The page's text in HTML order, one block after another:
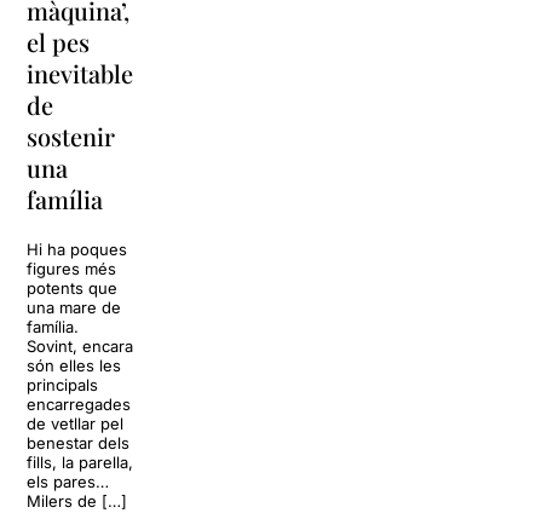
màquina’,
el pes
inevitable
de
sostenir
una
família
Hi ha poques
figures més
potents que
una mare de
família.
Sovint, encara
són elles les
principals
encarregades
de vetllar pel
benestar dels
fills, la parella,
els pares…
Milers de […]